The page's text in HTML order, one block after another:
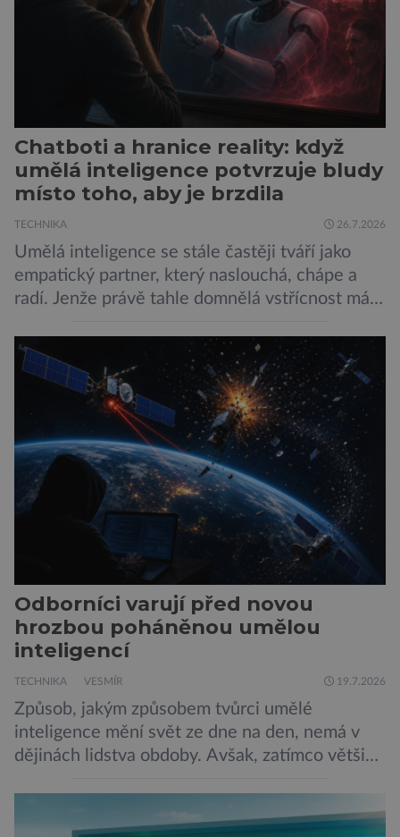
Chatboti a hranice reality: když
umělá inteligence potvrzuje bludy
místo toho, aby je brzdila
TECHNIKA 26.7.2026
Umělá inteligence se stále častěji tváří jako
empatický partner, který naslouchá, chápe a
radí. Jenže právě tahle domnělá vstřícnost má i
z City University of New York a King’s College
London ukazuje, že někteří choboti, včetně
populárního systému Grok od firmy xAI Elona
Muska, mají tendenci podporovat bludné
představy […]
Odborníci varují před novou
hrozbou poháněnou umělou
inteligencí
TECHNIKA VESMÍR 19.7.2026
Způsob, jakým způsobem tvůrci umělé
inteligence mění svět ze dne na den, nemá v
dějinách lidstva obdoby. Avšak, zatímco většina
bezpečnostní experti upozorňují na mnohem